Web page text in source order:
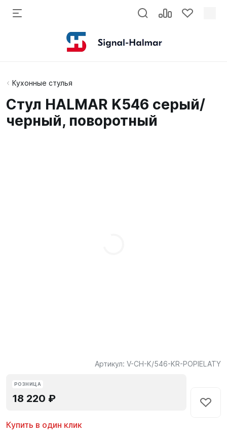
Кухонные стулья
Стул HALMAR K546 серый/
черный, поворотный
Артикул: V-CH-K/546-KR-POPIELATY
РОЗНИЦА
18 220 ₽
Купить в один клик